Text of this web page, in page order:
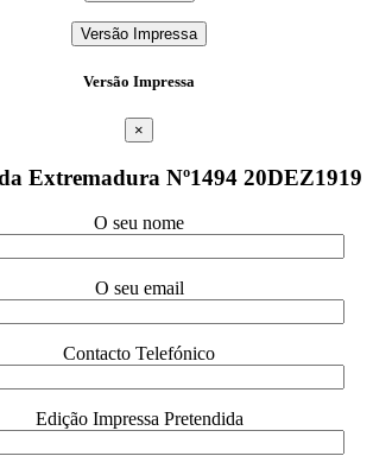
Versão Impressa
Versão Impressa
×
Extremadura Nº1494 20DEZ1919
O seu nome
O seu email
Contacto Telefónico
Edição Impressa Pretendida